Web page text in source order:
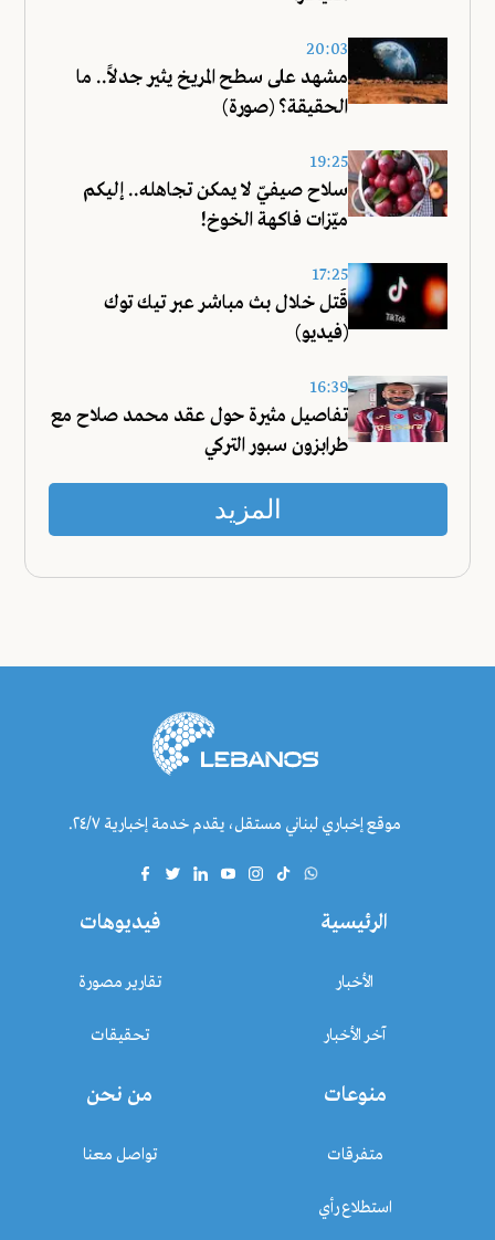
20:03
مشهد على سطح المريخ يثير جدلاً.. ما
الحقيقة؟ (صورة)
19:25
سلاح صيفيّ لا يمكن تجاهله.. إليكم
ميّزات فاكهة الخوخ!
17:25
قُتل خلال بث مباشر عبر تيك توك
(فيديو)
16:39
تفاصيل مثيرة حول عقد محمد صلاح مع
طرابزون سبور التركي
المزيد
موقع إخباري لبناني مستقل، يقدم خدمة إخبارية ٢٤/٧.
الرئيسية
الأخبار
آخر الأخبار
فيديوهات
تقارير مصورة
تحقيقات
منوعات
متفرقات
استطلاع رأي
من نحن
تواصل معنا